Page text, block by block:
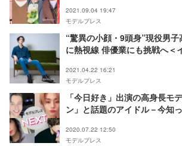
2021.09.04 19:47
モデルプレス
“驚異の小顔・9頭身”現役男
に熱視線 俳優業にも挑戦へ＜
2021.04.22 16:21
モデルプレス
「今日好き」出演の高身長モ
ン」と話題のアイドル－今知
2020.07.22 12:50
モデルプレス